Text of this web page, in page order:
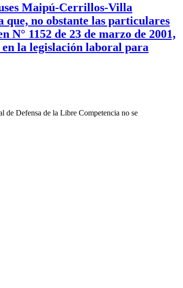
Maipú-Cerrillos-Villa
no obstante las particulares
N° 1152 de 23 de marzo de 2001,
la legislación laboral para
de Defensa de la Libre Competencia no se